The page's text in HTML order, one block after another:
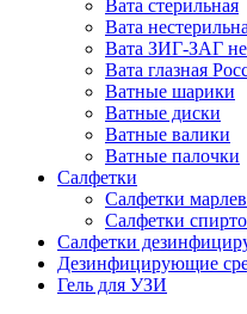
Вата стерильная
Вата
Вата ЗИГ-ЗАГ
Вата глазная
Ватные шарики
Ватные диски
Ватные валики
Ватные палочки
Салфетки
Салфетки
Салфетки
Салфетки
Дезинфицирующие
Гель для УЗИ